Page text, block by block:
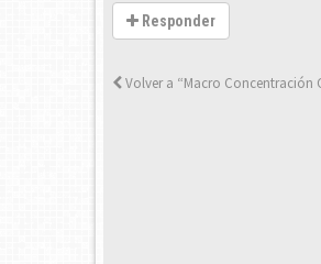
Responder
Volver a “Macro Concentración